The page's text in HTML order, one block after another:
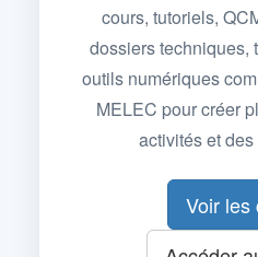
cours, tutoriels,
dossiers techniques,
outils numériques
MELEC pour créer
activités et
Voir les